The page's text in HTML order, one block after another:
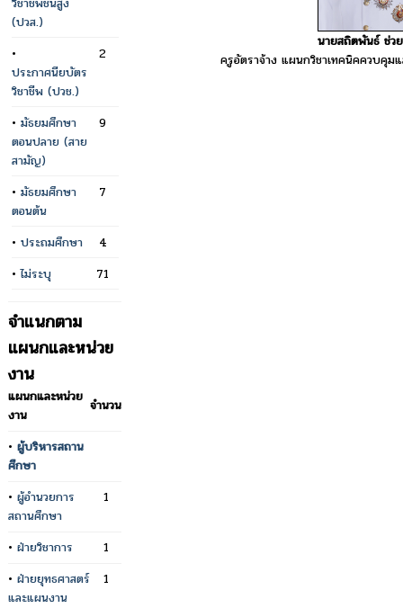
(ปวส.)
•
ประกาศนียบัตร
วิชาชีพ (ปวช.)
2
• มัธยมศึกษา
ตอนปลาย (สาย
สามัญ)
9
• มัธยมศึกษา
ตอนต้น
7
• ประถมศึกษา
4
•ไม่ระบุ 71
จำแนกตาม
แผนกและหน่วย
งาน
แผนกและหน่วย
งาน
จำนวน
• ผู้บริหารสถาน
ศึกษา
• ผู้อำนวยการ
สถานศึกษา
1
• ฝ่ายวิชาการ
1
• ฝ่ายยุทธศาสตร์
และแผนงาน
1
นายสถิตพันธ์ ช่ว
ครูอัตราจ้าง แผนกวิชาเทคนิคควบคุม